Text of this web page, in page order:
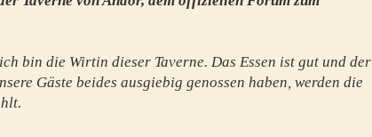
bin die Wirtin dieser Taverne. Das Essen ist gut und der
Gäste beides ausgiebig genossen haben, werden die